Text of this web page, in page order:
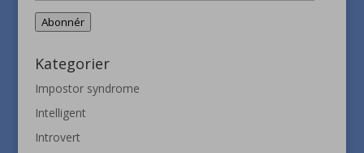
adresse
Abonnér
Kategorier
Impostor syndrome
Intelligent
Introvert